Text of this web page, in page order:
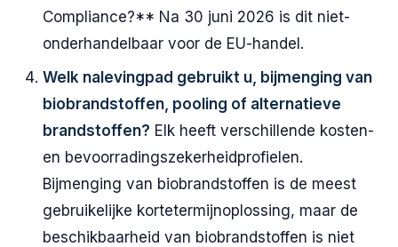
Compliance?** Na 30 juni 2026 is dit niet-
onderhandelbaar voor de EU-handel.
Welk nalevingpad gebruikt u, bijmenging van
biobrandstoffen, pooling of alternatieve
brandstoffen? Elk heeft verschillende kosten-
en bevoorradingszekerheidprofielen.
Bijmenging van biobrandstoffen is de meest
gebruikelijke kortetermijnoplossing, maar de
beschikbaarheid van biobrandstoffen is niet